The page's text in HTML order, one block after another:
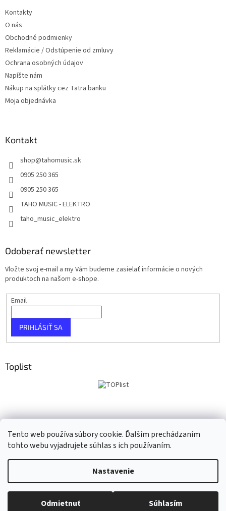
Tento web používa súbory cookie. Ďalším prechádzaním
tohto webu vyjadrujete súhlas s ich používaním.
Nastavenie
Odmietnuť Súhlasím
Kontakty
O nás
Obchodné podmienky
Reklamácie / Odstúpenie od zmluvy
Ochrana osobných údajov
Napíšte nám
Nákup na splátky cez Tatra banku
Moja objednávka
Kontakt
shop@tahomusic.sk
0905 250 365
0905 250 365
TAHO MUSIC - ELEKTRO
taho_music_elektro
Odoberať newsletter
Vložte svoj e-mail a my Vám budeme zasielať informácie o nových
produktoch na našom e-shope.
Email
PRIHLÁSIŤ SA
Toplist
Copyright 2026Taho Music. Všetky práva vyhradené.Upraviť